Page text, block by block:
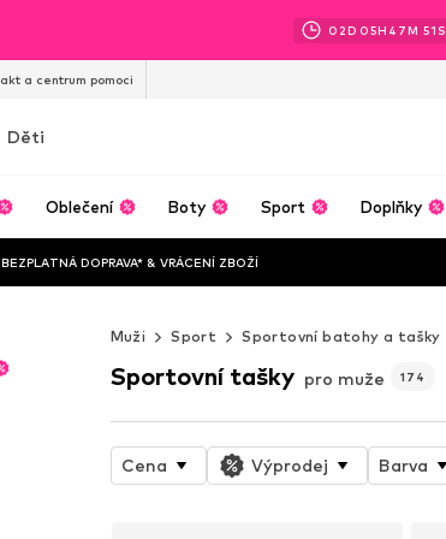
02D 05H 47M 49 S
a centrum pomoci
Děti
Oblečení Boty Sport Doplňky
BEZPLATNÁ DOPRAVA* & VRÁCENÍ ZBOŽÍ
Muži Sport Sportovní batohy a tašky
Sportovní tašky pro muže 174
Cena Výprodej Barva